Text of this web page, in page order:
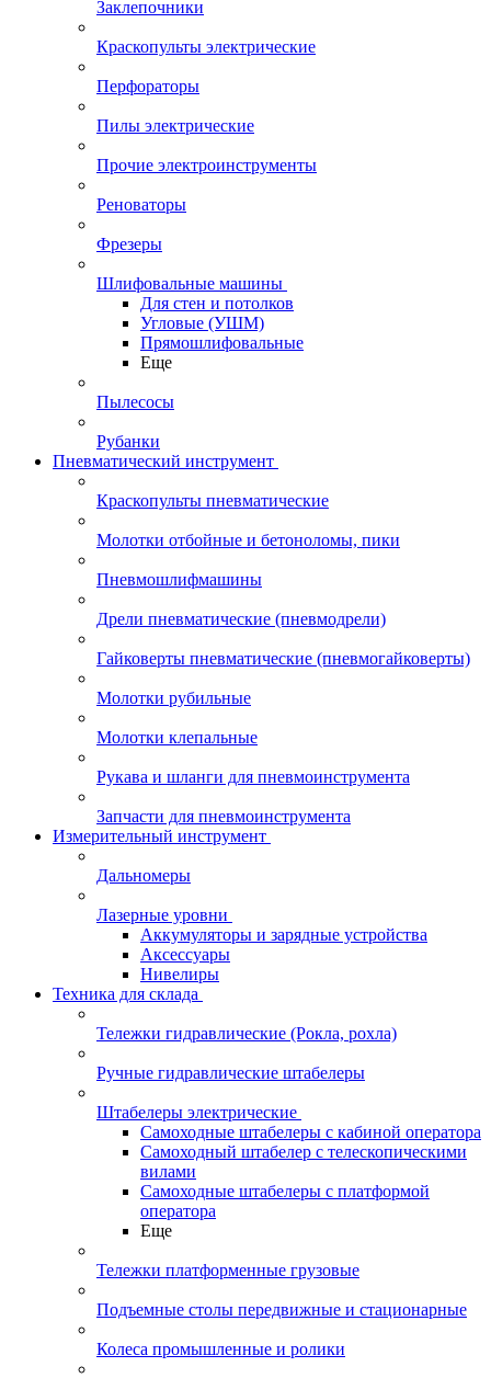
Заклепочники
Краскопульты электрические
Перфораторы
Пилы электрические
Прочие электроинструменты
Реноваторы
Фрезеры
Шлифовальные машины
Для стен и потолков
Угловые (УШМ)
Прямошлифовальные
Еще
Пылесосы
Рубанки
Пневматический инструмент
Краскопульты пневматические
Молотки отбойные и бетоноломы, пики
Пневмошлифмашины
Дрели пневматические (пневмодрели)
Гайковерты пневматические (пневмогайковерты)
Молотки рубильные
Молотки клепальные
Рукава и шланги для пневмоинструмента
Запчасти для пневмоинструмента
Измерительный инструмент
Дальномеры
Лазерные уровни
Аккумуляторы и зарядные устройства
Аксессуары
Нивелиры
Техника для склада
Тележки гидравлические (Рокла, рохла)
Ручные гидравлические штабелеры
Штабелеры электрические
Самоходные штабелеры с кабиной оператора
Самоходный штабелер с телескопическими
вилами
Самоходные штабелеры с платформой
оператора
Еще
Тележки платформенные грузовые
Подъемные столы передвижные и стационарные
Колеса промышленные и ролики